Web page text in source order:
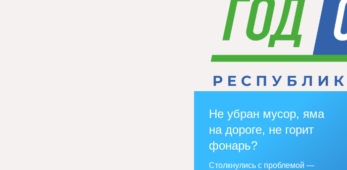
Не убран мусор, яма
на дороге, не горит
фонарь?
Столкнулись с проблемой —